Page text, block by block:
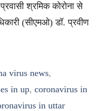
श्रमिक कोरोना से
(सीएमओ) डॉ. प्रवीण
virus news,
in up, coronavirus in
in uttar